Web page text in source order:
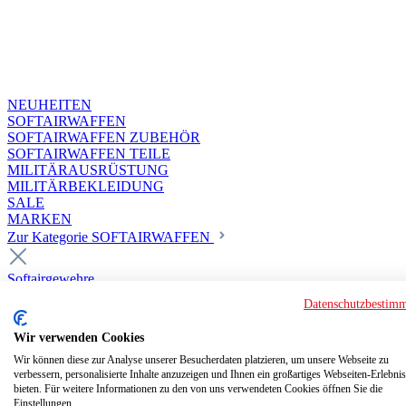
NEUHEITEN
SOFTAIRWAFFEN
SOFTAIRWAFFEN ZUBEHÖR
SOFTAIRWAFFEN TEILE
MILITÄRAUSRÜSTUNG
MILITÄRBEKLEIDUNG
SALE
MARKEN
Zur Kategorie SOFTAIRWAFFEN
Softairgewehre
Deluxe Custom Guns ab 18
Softair elektrisch ab 18
Softair elektrisch ab 14
Softair gasbetrieben ab 18
Softair HPA Luftdruck ab 18
Historische Softairwaffen
Wir verwenden Cookies
Wir können diese zur Analyse unserer Besucherdaten platzieren, um unsere Webseite zu
verbessern, personalisierte Inhalte anzuzeigen und Ihnen ein großartiges Webseiten-
bieten. Für weitere Informationen zu den von uns verwendeten Cookies öffnen Sie die
Einstellungen.